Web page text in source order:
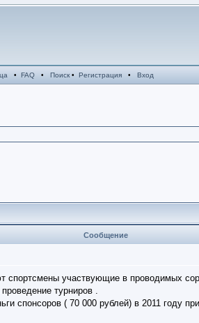
• FAQ• Поиск• Регистрация• Вход
Сообщение
спортсмены участвующие в проводимых
турниров .
спонсоров ( 70 000 рублей) в 2011 году